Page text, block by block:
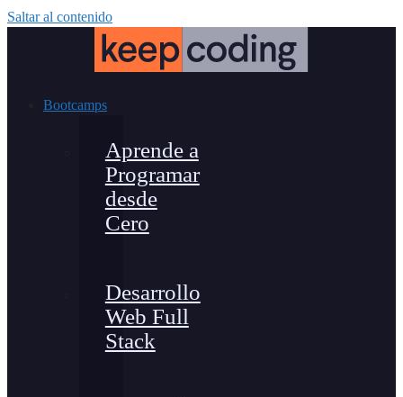
Saltar al contenido
Bootcamps
Aprende a
Programar
desde
Cero
Desarrollo
Web Full
Stack